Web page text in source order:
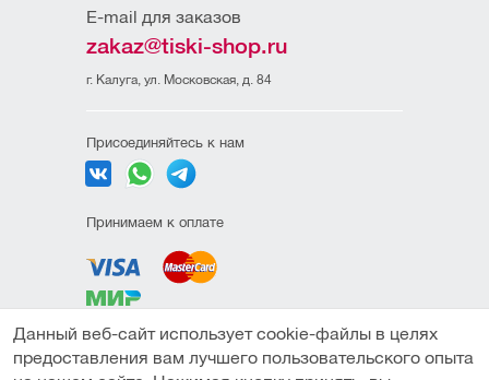
E-mail для заказов
zakaz@tiski-shop.ru
г. Калуга, ул. Московская, д. 84
Присоединяйтесь к нам
Принимаем к оплате
конфиденциальности
Данный веб-сайт использует cookie-файлы в целях
предоставления вам лучшего пользовательского опыта